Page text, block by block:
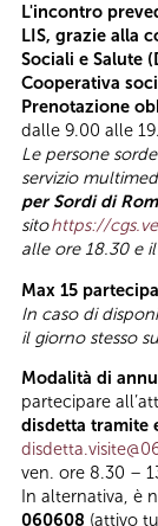
L'incontro
LIS, grazie alla
Sociali e Salute
Cooperativa
Prenotazione
dalle 9.00 alle
Le persone sorde
servizio
per Sordi di
sitohttps://
alle ore 18.30 e
Max 15
In caso di
il giorno stesso
Modalità di
partecipare
disdetta tramite
ven. ore 8.30 –
In alternativa, è
060608 (attivo